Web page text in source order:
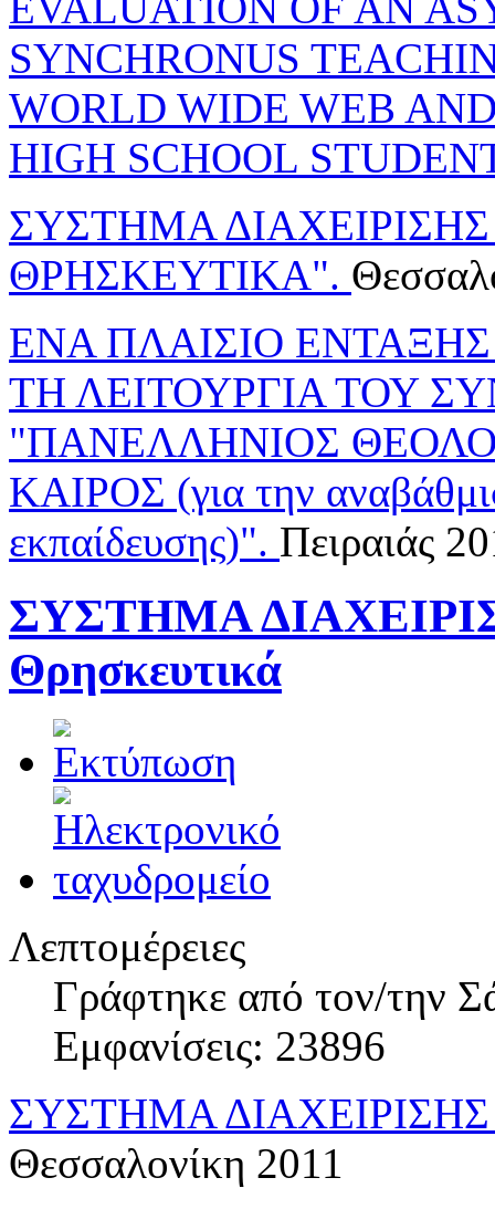
SYNCHRONUS
WORLD WIDE WEB
HIGH SCHOOL
ΣΥΣΤΗΜΑ
ΘΡΗΣΚΕΥΤΙΚΑ".
ΕΝΑ ΠΛΑΙΣΙΟ
ΤΗ ΛΕΙΤΟΥΡΓΙΑ ΤΟΥ
"ΠΑΝΕΛΛΗΝΙΟΣ
ΚΑΙΡΟΣ (για την
εκπαίδευσης)". Πειραιάς
ΣΥΣΤΗΜΑ
Θρησκευτικά
Λεπτομέρειες
Γράφτηκε από τον/την
Εμφανίσεις: 23896
ΣΥΣΤΗΜΑ
Θεσσαλονίκη 2011